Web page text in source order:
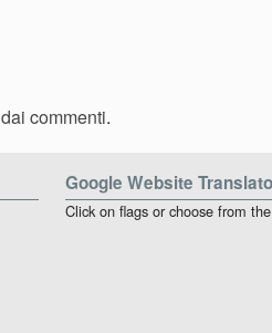
commenti.
Google Website
Click on flags or choose from